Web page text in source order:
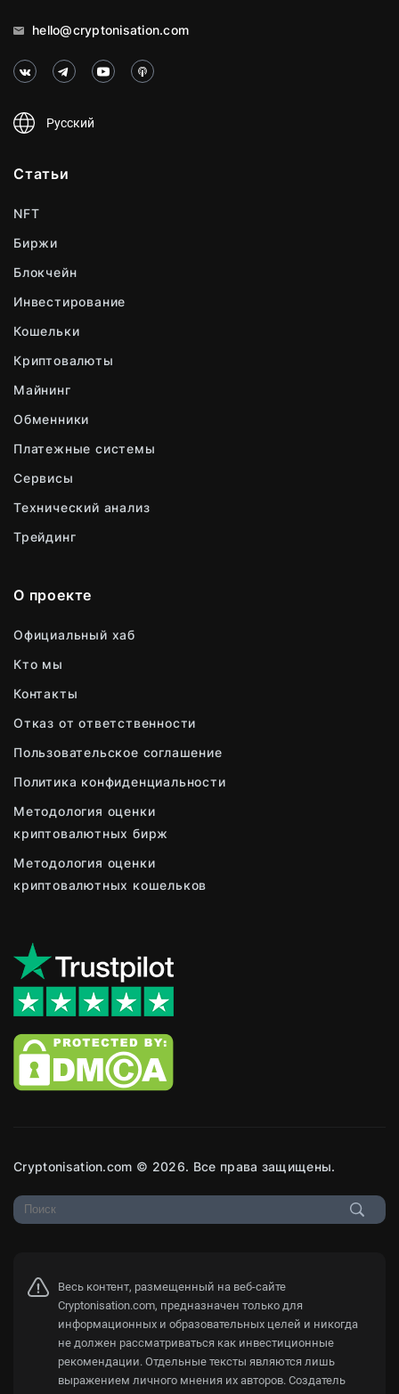
hello@cryptonisation.com
Русский
Статьи
NFT
Биржи
Блокчейн
Инвестирование
Кошельки
Криптовалюты
Майнинг
Обменники
Платежные системы
Сервисы
Технический анализ
Трейдинг
О проекте
Официальный хаб
Кто мы
Контакты
Отказ от ответственности
Пользовательское соглашение
Политика конфиденциальности
Методология оценки
криптовалютных бирж
Методология оценки
криптовалютных кошельков
Cryptonisation.com © 2026. Все права защищены.
Весь контент, размещенный на веб-сайте
Cryptonisation.com, предназначен только для
информационных и образовательных целей и никогда
не должен рассматриваться как инвестиционные
рекомендации. Отдельные тексты являются лишь
выражением личного мнения их авторов. Создатель